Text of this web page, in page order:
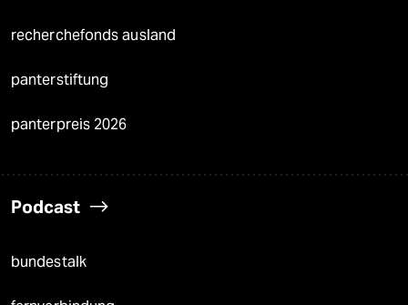
recherchefonds ausland
panterstiftung
panterpreis 2026
Podcast
bundestalk